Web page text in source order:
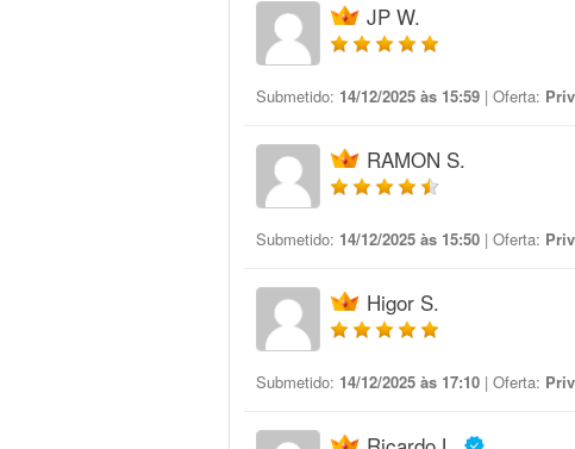
JP W.
Submetido: 14/12/2025 às 15:59 | Oferta:
RAMON S.
Submetido: 14/12/2025 às 15:50 | Oferta:
Higor S.
Submetido: 14/12/2025 às 17:10 | Oferta: